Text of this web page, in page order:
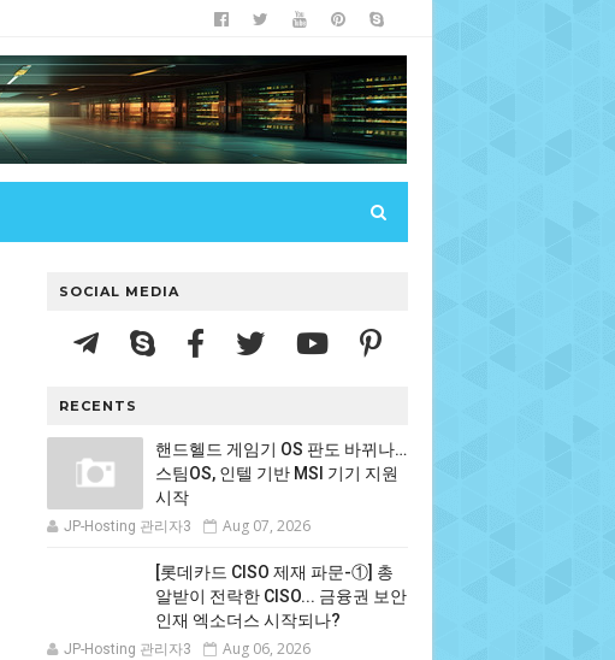
SOCIAL MEDIA
RECENTS
핸드헬드 게임기 OS 판도 바뀌나…
스팀OS, 인텔 기반 MSI 기기 지원
시작
JP-Hosting 관리자3 Aug 07, 2026
[롯데카드 CISO 제재 파문-①] 총
알받이 전락한 CISO... 금융권 보안
인재 엑소더스 시작되나?
JP-Hosting 관리자3 Aug 06, 2026